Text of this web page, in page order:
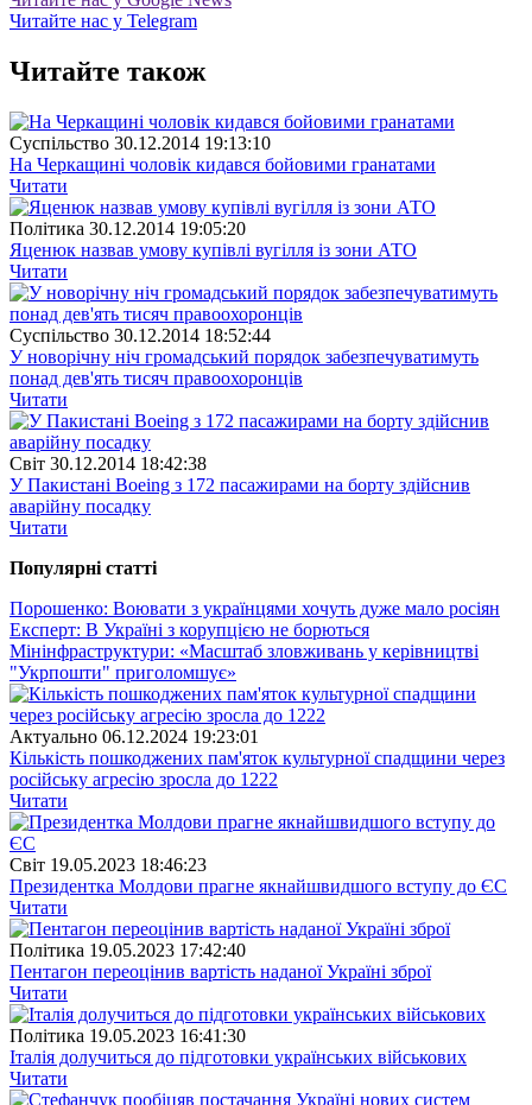
Читайте нас у Telegram
Читайте також
Суспiльство 30.12.2014 19:13:10
На Черкащині чоловік кидався бойовими гранатами
Читати
Полiтика 30.12.2014 19:05:20
Яценюк назвав умову купівлі вугілля із зони АТО
Читати
Суспiльство 30.12.2014 18:52:44
У новорічну ніч громадський порядок забезпечуватимуть
понад дев'ять тисяч правоохоронців
Читати
Свiт 30.12.2014 18:42:38
У Пакистані Boeing з 172 пасажирами на борту здійснив
аварійну посадку
Читати
Популярнi статтi
Порошенко: Воювати з українцями хочуть дуже мало росіян
Експерт: В Україні з корупцією не борються
Мінінфраструктури: «Масштаб зловживань у керівництві
"Укрпошти" приголомшує»
Актуально 06.12.2024 19:23:01
Кількість пошкоджених пам'яток культурної спадщини через
російську агресію зросла до 1222
Читати
Свiт 19.05.2023 18:46:23
Президентка Молдови прагне якнайшвидшого вступу до ЄС
Читати
Полiтика 19.05.2023 17:42:40
Пентагон переоцінив вартість наданої Україні зброї
Читати
Полiтика 19.05.2023 16:41:30
Італія долучиться до підготовки українських військових
Читати